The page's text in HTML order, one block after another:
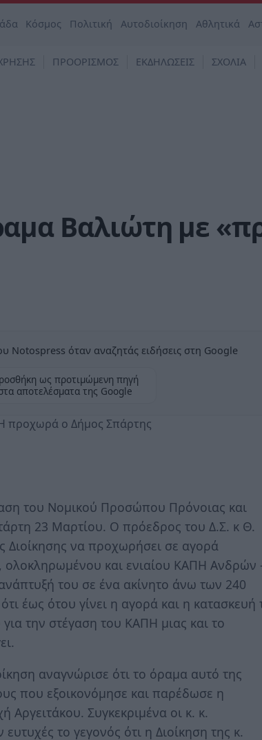
Κόσμος Πολιτική Αυτοδιοίκηση Αθλητικά
ΠΡΟΟΡΙΣΜΟΣ ΕΚΔΗΛΩΣΕΙΣ ΣΧΟΛΙΑ
Βαλιώτη με
Notospress όταν αναζητάς ειδήσεις στη Google
ως προτιμώμενη πηγή
αποτελέσματα της Google
προχωρά ο Δήμος Σπάρτης
του Νομικού Προσώπου Πρόνοιας και
23 Μαρτίου. Ο πρόεδρος του Δ.Σ. κ Θ.
Διοίκησης να προχωρήσει σε αγορά
ολοκληρωμένου και ενιαίου ΚΑΠΗ Ανδρών
του σε ένα ακίνητο άνω των 240
έως ότου γίνει η αγορά και η κατασκευή
την στέγαση του ΚΑΠΗ μιας και το
αναγνώρισε ότι το όραμα αυτό της
που εξοικονόμησε και παρέδωσε η
Αργειτάκου. Συγκεκριμένα οι κ. κ.
το γεγονός ότι η Διοίκηση της κ.